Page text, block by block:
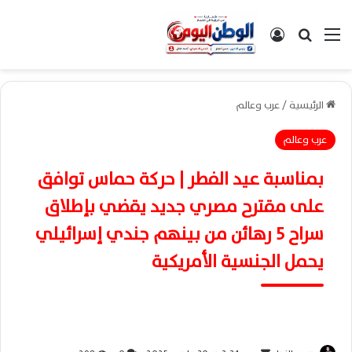
القائمةبحث عن تسجيل الدخول
الرئيسية/عرب وعالم
عرب وعالم
بمناسبة عيد الفطر | حركة حماس توافق
على مقترح مصري جديد يقضي بإطلاق
سراح 5 رهائن من بينهم جندي إسرائيلي
يحمل الجنسية الأمريكية